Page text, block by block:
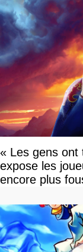
« Les gens ont
expose les
encore plus